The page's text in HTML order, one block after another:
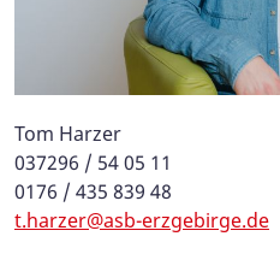
Tom Harzer
037296 / 54 05 11
0176 / 435 839 48
t.harzer@asb-erzgebirge.de